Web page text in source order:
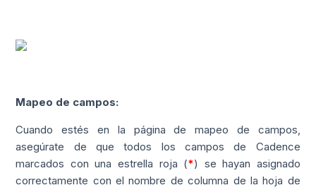
Mapeo de campos:
Cuando estés en la página de mapeo de campos,
asegúrate de que todos los campos de Cadence
marcados con una estrella roja (*) se hayan asignado
correctamente con el nombre de columna de la hoja de